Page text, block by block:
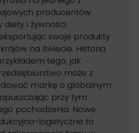
producentów
i żywności
swoje produkty
na świecie. Historia
tego, jak
może z
markę o globalnym
przy tym
pochodzenia. Nowe
logistyczne to